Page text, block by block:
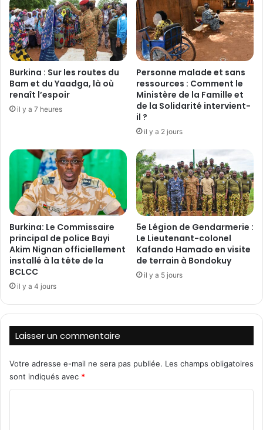
m
e
t
e
n
g
a
r
d
M
o
n
t
r
e
l
e
s
d
a
e
r
s
e
s
a
u
B
u
r
k
i
o
n
f
o
r
c
r
l
a
c
p
é
r
Burkina : Sur les routes du
Bam et du Yaadga, là où
renaît l’espoir
il y a 7 heures
Personne malade et sans
ressources : Comment le
Ministère de la Famille et
de la Solidarité intervient-
il ?
il y a 2 jours
Burkina: Le Commissaire
principal de police Bayi
Akim Nignan officiellement
installé à la tête de la
BCLCC
il y a 4 jours
5e Légion de Gendarmerie :
Le Lieutenant-colonel
Kafando Hamado en visite
de terrain à Bondokuy
il y a 5 jours
Laisser un commentaire
Votre adresse e-mail ne sera pas publiée. Les champs obligatoires
sont indiqués avec *